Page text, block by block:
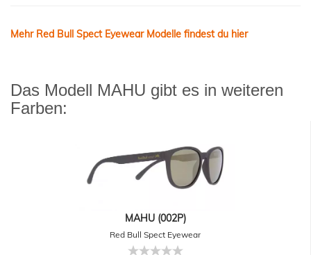
Mehr Red Bull Spect Eyewear Modelle findest du hier
Das Modell MAHU gibt es in weiteren
Farben:
MAHU (002P)
Red Bull Spect Eyewear